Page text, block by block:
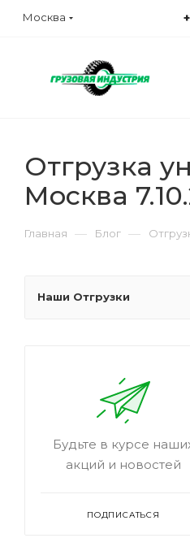
Москва
Отгрузка
Москва
Главная — Блог —
Наши Отгрузки
Будьте в курсе
акций и новостей
ПОДПИСАТЬСЯ